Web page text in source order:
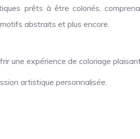
prêts à être coloriés,
abstraits et plus encore.
une expérience de coloriage
artistique personnalisée.